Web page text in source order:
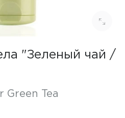
"Зеленый чай /
Green Tea